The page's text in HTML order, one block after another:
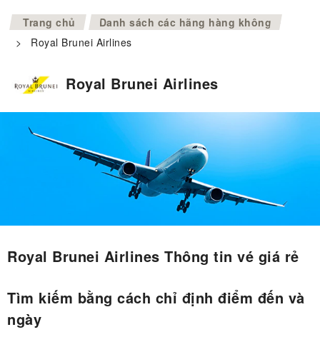
Trang chủ >
Danh sách các hãng hàng không
>
Royal Brunei Airlines
Royal Brunei Airlines
Royal Brunei Airlines Thông tin vé giá rẻ
Tìm kiếm bằng cách chỉ định điểm đến và
ngày